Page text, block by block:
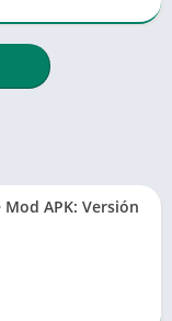
APK: Versión